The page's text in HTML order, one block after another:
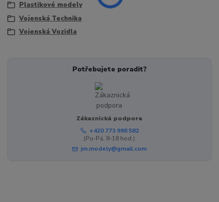
Plastikové modely
Vojenská Technika
Vojenská Vozidla
Potřebujete poradit?
Zákaznická podpora
+420 773 998 582
(Po-Pá, 8-18 hod.)
jm.modely@gmail.com